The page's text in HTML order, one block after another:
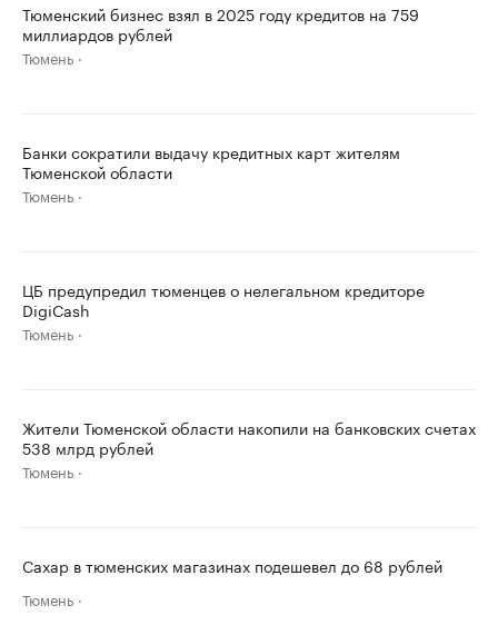
Тюменский бизнес взял в 2025 году кредитов на 759
миллиардов рублей
Тюмень
Банки сократили выдачу кредитных карт жителям
Тюменской области
Тюмень
ЦБ предупредил тюменцев о нелегальном кредиторе
DigiCash
Тюмень
Жители Тюменской области накопили на банковских счетах
538 млрд рублей
Тюмень
Сахар в тюменских магазинах подешевел до 68 рублей
Тюмень